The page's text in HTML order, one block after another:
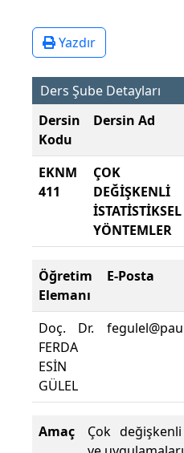
Yazdır
Ders Şube Detayları
Dersin
Kodu
Dersin Ad
EKNM
411
ÇOK
DEĞİŞKENLİ
İSTATİSTİKSEL
YÖNTEMLER
Öğretim
Elemanı
E-Posta
Doç. Dr.
FERDA
ESİN
GÜLEL
Amaç
Çok